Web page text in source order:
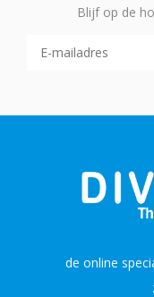
Blijf op de
de online